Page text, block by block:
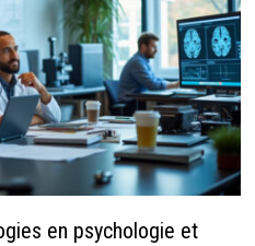
en psychologie et